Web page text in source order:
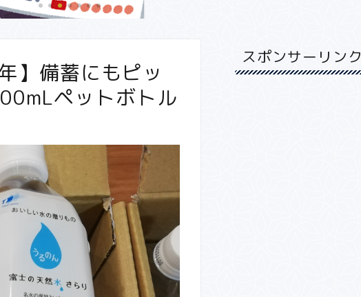
】備蓄にもピッ
ペットボトル
スポンサーリンク